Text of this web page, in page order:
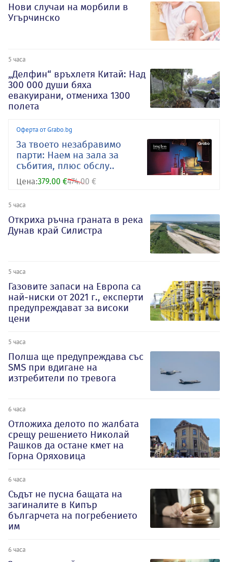
Нови случаи на морбили в
Угърчинско
5 часа
„Делфин“ връхлетя Китай: Над
300 000 души бяха
евакуирани, отмениха 1300
полета
Оферта от Grabo.bg
За твоето незабравимо
парти: Наем на зала за
събития, плюс обслу..
Цена:379.00 €474.00 €
5 часа
Откриха ръчна граната в река
Дунав край Силистра
5 часа
Газовите запаси на Европа са
най-ниски от 2021 г., експерти
предупреждават за високи
цени
5 часа
Полша ще предупреждава със
SMS при вдигане на
изтребители по тревога
6 часа
Отложиха делото по жалбата
срещу решението Николай
Рашков да остане кмет на
Горна Оряховица
6 часа
Съдът не пусна бащата на
загиналите в Кипър
българчета на погребението
им
6 часа